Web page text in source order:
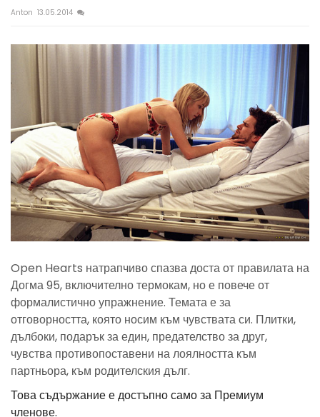
Anton 13.05.2014
Open Hearts натрапчиво спазва доста от правилата на
Догма 95, включително термокам, но е повече от
формалистично упражнение. Темата е за
отговорността, която носим към чувствата си. Плитки,
дълбоки, подарък за един, предателство за друг,
чувства противопоставени на лоялността към
партньора, към родителския дълг.
Това съдържание е достъпно само за Премиум
членове.